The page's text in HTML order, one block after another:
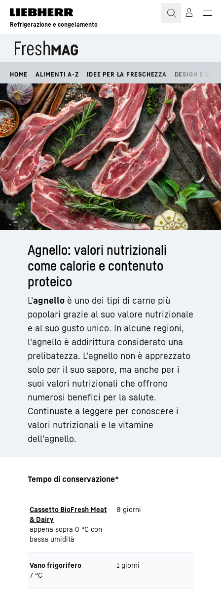
Refrigerazione e congelamento
HOME ALIMENTI A-Z IDEE PER LA FRESCHEZZA DESIGN E
Agnello: valori nutrizionali
come calorie e contenuto
proteico
L'agnello è uno dei tipi di carne più
popolari grazie al suo valore nutrizionale
e al suo gusto unico. In alcune regioni,
l'agnello è addirittura considerato una
prelibatezza. L'agnello non è apprezzato
solo per il suo sapore, ma anche per i
suoi valori nutrizionali che offrono
numerosi benefici per la salute.
Continuate a leggere per conoscere i
valori nutrizionali e le vitamine
dell'agnello.
Tempo di conservazione*
Cassetto BioFresh Meat
& Dairy
appena sopra 0 °C con
bassa umidità
8 giorni
Vano frigorifero
7 °C
1 giorni